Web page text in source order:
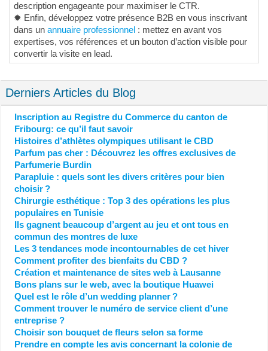
description engageante pour maximiser le CTR.
✹ Enfin, développez votre présence B2B en vous inscrivant
dans un annuaire professionnel : mettez en avant vos
expertises, vos références et un bouton d’action visible pour
convertir la visite en lead.
Derniers Articles du Blog
Inscription au Registre du Commerce du canton de
Fribourg: ce qu’il faut savoir
Histoires d’athlètes olympiques utilisant le CBD
Parfum pas cher : Découvrez les offres exclusives de
Parfumerie Burdin
Parapluie : quels sont les divers critères pour bien
choisir ?
Chirurgie esthétique : Top 3 des opérations les plus
populaires en Tunisie
Ils gagnent beaucoup d’argent au jeu et ont tous en
commun des montres de luxe
Les 3 tendances mode incontournables de cet hiver
Comment profiter des bienfaits du CBD ?
Création et maintenance de sites web à Lausanne
Bons plans sur le web, avec la boutique Huawei
Quel est le rôle d’un wedding planner ?
Comment trouver le numéro de service client d’une
entreprise ?
Choisir son bouquet de fleurs selon sa forme
Prendre en compte les avis concernant la colonie de